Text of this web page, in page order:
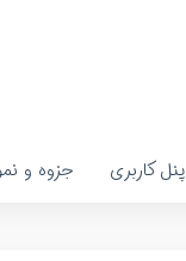
پنل کاربری جزوه و